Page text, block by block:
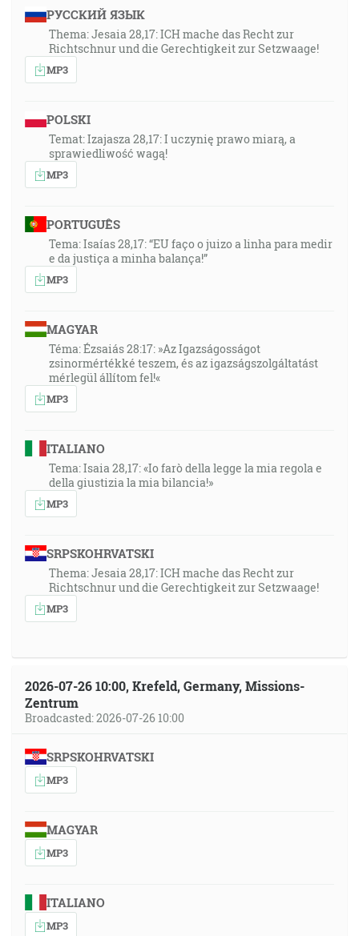
РУССКИЙ ЯЗЫК
Thema: Jesaia 28,17: ICH mache das Recht zur
Richtschnur und die Gerechtigkeit zur Setzwaage!
MP3
POLSKI
Temat: Izajasza 28,17: I uczynię prawo miarą, a
sprawiedliwość wagą!
MP3
PORTUGUÊS
Tema: Isaías 28,17: “EU faço o juizo a linha para medir
e da justiça a minha balança!”
MP3
MAGYAR
Téma: Ézsaiás 28:17: »Az Igazságosságot
zsinormértékké teszem, és az igazságszolgáltatást
mérlegül állítom fel!«
MP3
ITALIANO
Tema: Isaia 28,17: «Io farò della legge la mia regola e
della giustizia la mia bilancia!»
MP3
SRPSKOHRVATSKI
Thema: Jesaia 28,17: ICH mache das Recht zur
Richtschnur und die Gerechtigkeit zur Setzwaage!
MP3
2026-07-26 10:00, Krefeld, Germany, Missions-
Zentrum
Broadcasted: 2026-07-26 10:00
SRPSKOHRVATSKI
MP3
MAGYAR
MP3
ITALIANO
MP3